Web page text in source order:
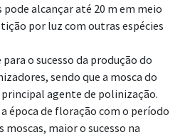
alcançar até 20 m em meio
por luz com outras espécies
o sucesso da produção do
sendo que a mosca do
principal agente de polinização.
época de floração com o período
maior o sucesso na